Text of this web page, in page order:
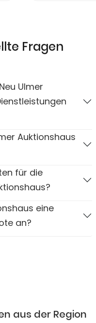
Fragen
Ulmer
Auktionshaus
für die
eine
an?
aus der Region